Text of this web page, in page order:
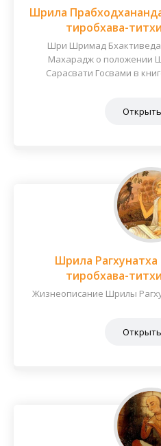
Шрила
тиробхава-
Шри Шримад
Махарадж о положении
Сарасвати Госвами в
Открыть
Шрила Рагхунатха
тиробхава-
Жизнеописание Шрилы
Открыть